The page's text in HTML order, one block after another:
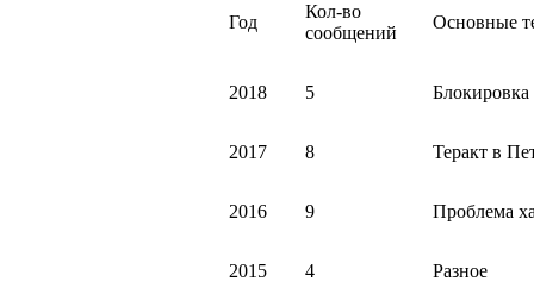
Год
Кол-во
сообщений
Основные
2018 5 Блокировка
2017 8 Теракт в
2016 9 Проблема
2015 4 Разное